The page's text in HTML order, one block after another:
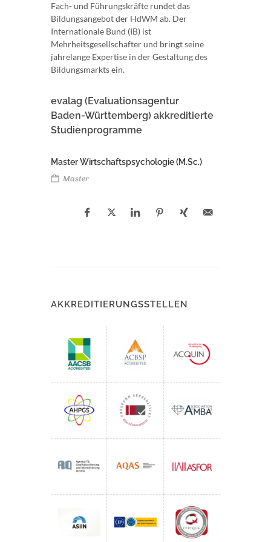
Fach- und Führungskräfte rundet das
Bildungsangebot der HdWM ab. Der
Internationale Bund (IB) ist
Mehrheitsgesellschafter und bringt seine
jahrelange Expertise in der Gestaltung des
Bildungsmarkts ein.
evalag (Evaluationsagentur
Baden-Württemberg) akkreditierte
Studienprogramme
Master Wirtschaftspsychologie (M.Sc.)
Master
AKKREDITIERUNGSSTELLEN